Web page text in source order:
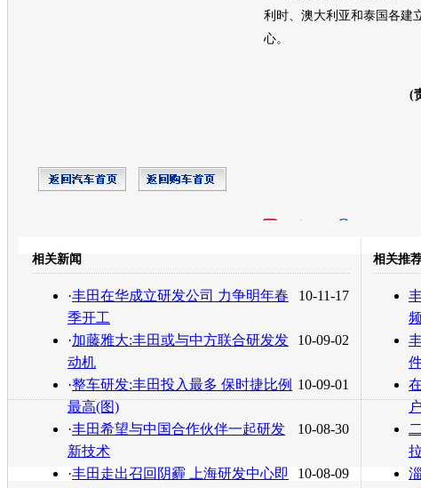
利时、澳大利亚和泰国各建
心。
(
转发至： 白
相关新闻
10-11-17
·丰田在华成立研发公司 力争明年春
季开工
10-09-02
·加藤雅大:丰田或与中方联合研发发
动机
10-09-01
·整车研发:丰田投入最多 保时捷比例
最高(图)
10-08-30
·丰田希望与中国合作伙伴一起研发
新技术
10-08-09
·丰田走出召回阴霾 上海研发中心即
相关推
频
户